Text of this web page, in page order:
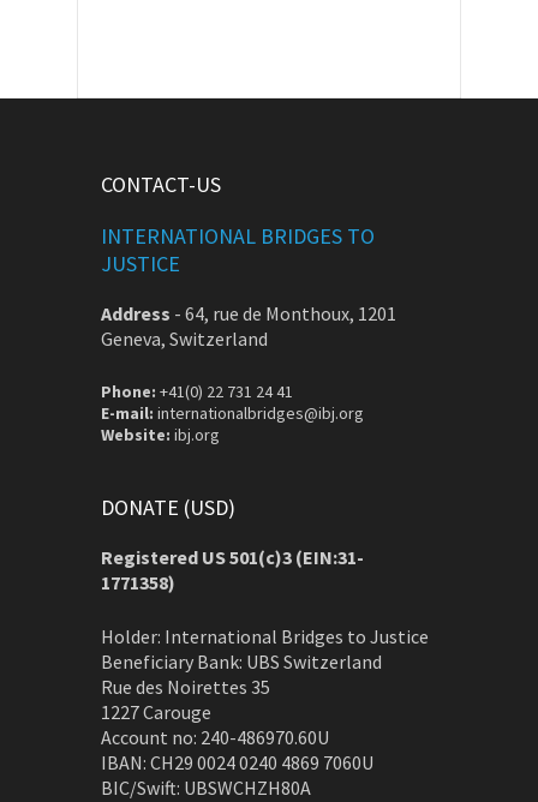
CONTACT-US
INTERNATIONAL BRIDGES TO
JUSTICE
Address - 64, rue de Monthoux, 1201
Geneva, Switzerland
Phone: +41(0) 22 731 24 41
E-mail: internationalbridges@ibj.org
Website: ibj.org
DONATE (USD)
Registered US 501(c)3 (EIN:31-
1771358)
Holder: International Bridges to Justice
Beneficiary Bank: UBS Switzerland
Rue des Noirettes 35
1227 Carouge
Account no: 240-486970.60U
IBAN: CH29 0024 0240 4869 7060U
BIC/Swift: UBSWCHZH80A